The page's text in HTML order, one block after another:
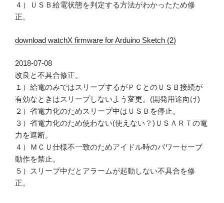
４）ＵＳＢ給電状態を判定する方法がわかったため修
正。
download watchX firmware for Arduino Sketch (2)
2018-07-08
改良と不具合修正。
１）給電のみではスリープするがＰＣとのＵＳＢ接続が
有効なときはスリープしないよう変更。(開発用途向け)
２）省電力化のためスリープ中はＵＳＢを停止。
３）省電力化のため使わない(使えない？)ＵＳＡＲＴの電
力を遮断。
４）ＭＣＵ仕様不一致のためアイドル時のパワーセーブ
動作を禁止。
５）スリープ中だとアラームが起動しない不具合を修
正。